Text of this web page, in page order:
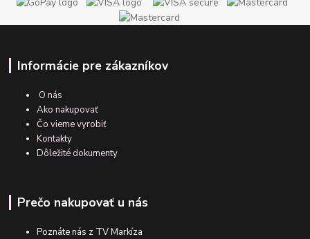
Informácie pre zákazníkov
O nás
Ako nakupovať
Čo vieme vyrobiť
Kontakty
Dôležité dokumenty
Prečo nakupovať u nás
Poznáte nás z TV Markíza